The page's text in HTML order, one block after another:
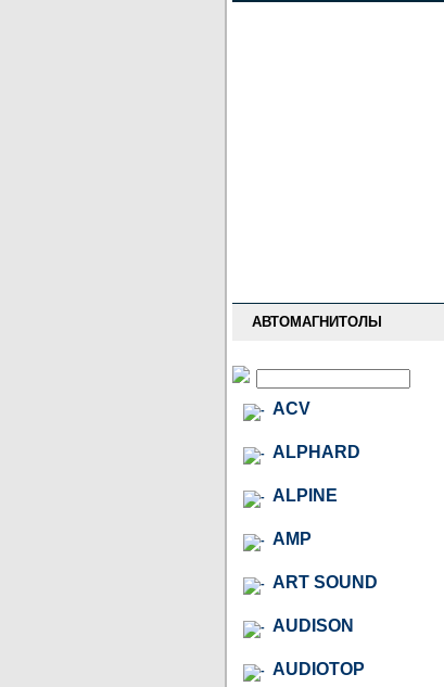
АВТОМАГНИТОЛЫ
ACV
ALPHARD
ALPINE
AMP
ART SOUND
AUDISON
AUDIOTOP